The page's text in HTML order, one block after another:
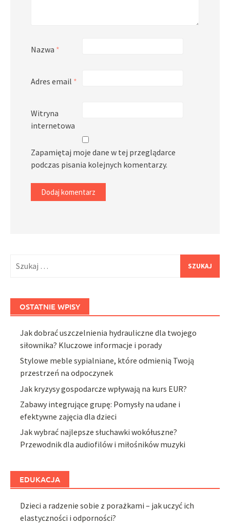
Nazwa *
Adres email *
Witryna
internetowa
Zapamiętaj moje dane w tej przeglądarce
podczas pisania kolejnych komentarzy.
OSTATNIE WPISY
Jak dobrać uszczelnienia hydrauliczne dla twojego
siłownika? Kluczowe informacje i porady
Stylowe meble sypialniane, które odmienią Twoją
przestrzeń na odpoczynek
Jak kryzysy gospodarcze wpływają na kurs EUR?
Zabawy integrujące grupę: Pomysły na udane i
efektywne zajęcia dla dzieci
Jak wybrać najlepsze słuchawki wokółuszne?
Przewodnik dla audiofilów i miłośników muzyki
EDUKACJA
Dzieci a radzenie sobie z porażkami – jak uczyć ich
elastyczności i odporności?